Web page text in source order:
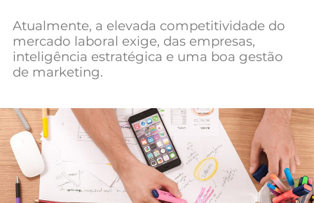
Negócios
Mundial 2026
Atualmente, a elevada competitividade do
mercado laboral exige, das empresas,
inteligência estratégica e uma boa gestão
de marketing.